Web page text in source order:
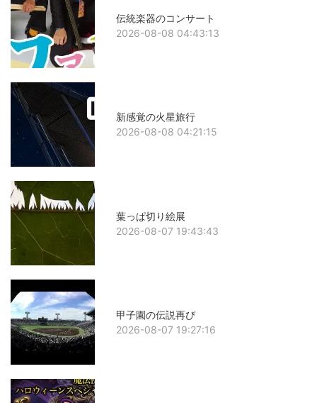
伝統楽器のコンサート
2026-08-08 04:43:13
新感覚の火星旅行
2026-08-08 04:21:15
葉っぱ切り絵展
2026-08-07 19:43:43
甲子園の伝説再び
2026-08-07 19:27:16